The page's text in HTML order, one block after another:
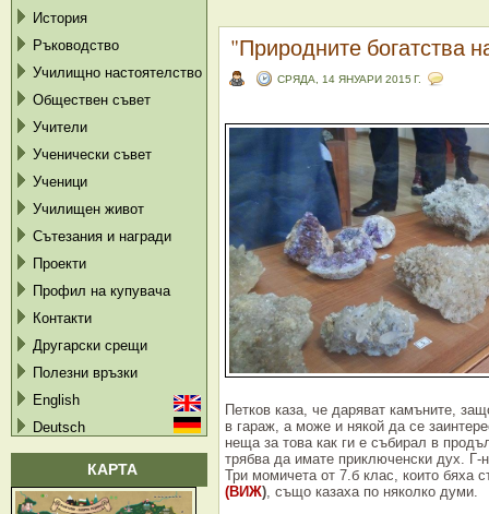
История
Ръководство
Училищно настоятелство
Обществен съвет
Учители
Ученически съвет
Ученици
Училищен живот
Сътезания и награди
Проекти
Профил на купувача
Контакти
Другарски срещи
Полезни връзки
English
Deutsch
КАРТА
"Природните богатства
СРЯДА, 14 ЯНУАРИ 2015 Г.
Петков каза, че даряват камъните,
в гараж, а може и някой да се
неща за това как ги е събирал в
трябва да имате приключенски дух. Г-
Три момичета от 7.б клас, които бяха
(ВИЖ) , също казаха по няколко думи.